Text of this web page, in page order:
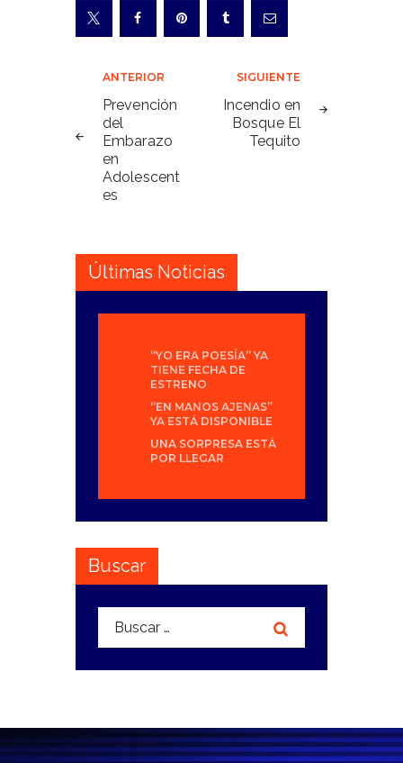
Navegación
de
entradas
ANTERIOR
Prevención
del
Embarazo
en
Adolescent
es
SIGUIENTE
Incendio en
Bosque El
Tequito
Últimas Noticias
“YO ERA POESÍA” YA
TIENE FECHA DE
ESTRENO
“EN MANOS AJENAS”
YA ESTÁ DISPONIBLE
UNA SORPRESA ESTÁ
POR LLEGAR
Buscar
Buscar: